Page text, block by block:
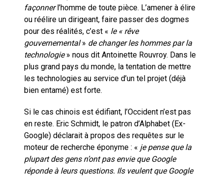
façonnerl’homme de toute pièce. L’amener à élire
ou réélire un dirigeant, faire passer des dogmes
pour des réalités, c’est « le « rêve
gouvernemental» de changer les hommes par la
technologie» nous dit Antoinette Rouvroy. Dans le
plus grand pays du monde, la tentation de mettre
les technologies au service d’un tel projet (déjà
bien entamé) est forte.
Si le cas chinois est édifiant, l’Occident n’est pas
en reste. Eric Schmidt, le patron d’Alphabet (Ex-
Google) déclarait à propos des requêtes sur le
moteur de recherche éponyme : « je pense que la
plupart des gens n’ont pas envie que Google
réponde à leurs questions. Ils veulent que Google